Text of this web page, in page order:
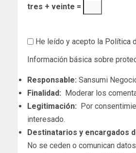
tres + veinte =
He leído y acepto la Política
Información básica sobre
Responsable: Sansumi
Finalidad: Moderar los
Legitimación: Por
interesado.
Destinatarios y encargados
No se ceden o comunican